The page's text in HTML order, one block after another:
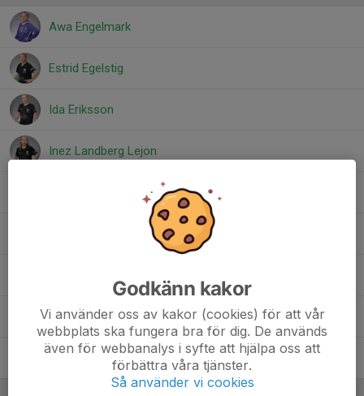
Awa Engelmark
Estrid Egelstig
Ida Eriksson
Inez Landberg Lejon
Tilda Andersson
Wilma Ström
Godkänn kakor
Vi använder oss av kakor (cookies) för att vår
webbplats ska fungera bra för dig. De används
även för webbanalys i syfte att hjälpa oss att
förbättra våra tjänster.
Så använder vi cookies